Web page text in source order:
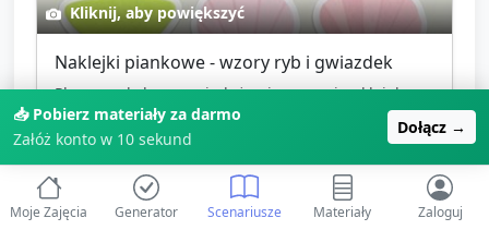
Kliknij, aby powiększyć
Naklejki piankowe - wzory ryb i gwiazdek
Plansza z kolorowymi, dużymi wzorami naklejek
piankowych (ryby, gwiazdki, muszle) w prostych...
pianka ryby
📥 Pobierz materiały za darmo
Załóż konto w 10 sekund
Dołącz →
Moje Zajęcia Generator Scenariusze Materiały Zaloguj